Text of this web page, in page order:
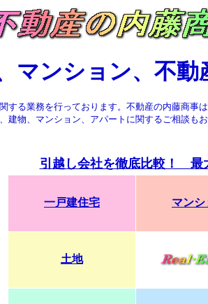
マンション、不
する業務を行っております。 不動産の内藤商事
建物、マンション、アパートに関するご相談も
引越し会社を徹底比較！ 最
一戸建住宅 マンシ
土地